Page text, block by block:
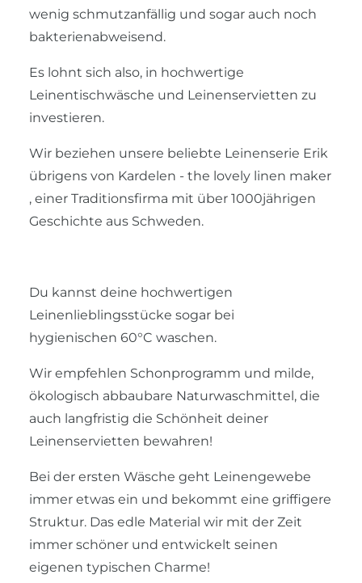
wenig schmutzanfällig und sogar auch noch
bakterienabweisend.
Es lohnt sich also, in hochwertige
Leinentischwäsche und Leinenservietten zu
investieren.
Wir beziehen unsere beliebte Leinenserie Erik
übrigens von Kardelen - the lovely linen maker
, einer Traditionsfirma mit über 1000jährigen
Geschichte aus Schweden.
Du kannst deine hochwertigen
Leinenlieblingsstücke sogar bei
hygienischen 60°C waschen.
Wir empfehlen Schonprogramm und milde,
ökologisch abbaubare Naturwaschmittel, die
auch langfristig die Schönheit deiner
Leinenservietten bewahren!
Bei der ersten Wäsche geht Leinengewebe
immer etwas ein und bekommt eine griffigere
Struktur. Das edle Material wir mit der Zeit
immer schöner und entwickelt seinen
eigenen typischen Charme!